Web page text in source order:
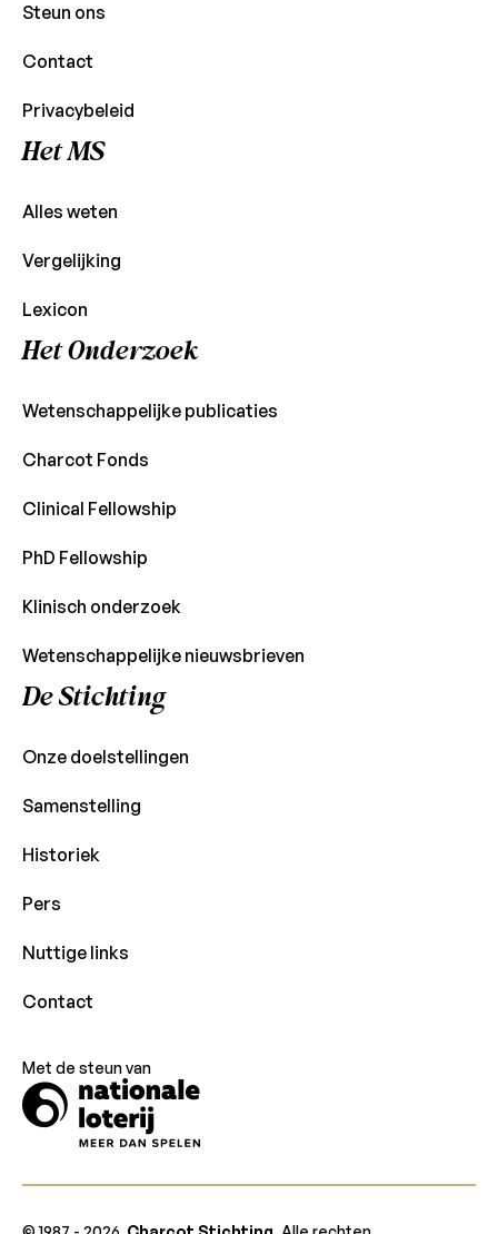
Steun ons
Contact
Privacybeleid
Het MS
Alles weten
Vergelijking
Lexicon
Het Onderzoek
Wetenschappelijke publicaties
Charcot Fonds
Clinical Fellowship
PhD Fellowship
Klinisch onderzoek
Wetenschappelijke nieuwsbrieven
De Stichting
Onze doelstellingen
Samenstelling
Historiek
Pers
Nuttige links
Contact
Met de steun van